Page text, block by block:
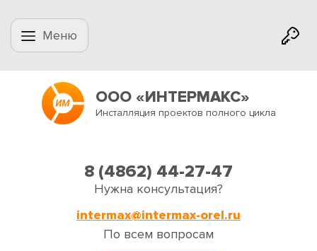
Меню
ООО «ИНТЕРМАКС»
Инсталляция проектов полного цикла
8 (4862) 44-27-47
Нужна консультация?
intermax@intermax-orel.ru
По всем вопросам